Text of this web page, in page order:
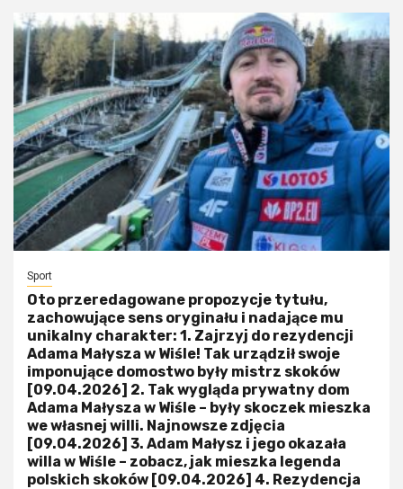
Sport
Oto przeredagowane propozycje tytułu,
zachowujące sens oryginału i nadające mu
unikalny charakter: 1. Zajrzyj do rezydencji
Adama Małysza w Wiśle! Tak urządził swoje
imponujące domostwo były mistrz skoków
[09.04.2026] 2. Tak wygląda prywatny dom
Adama Małysza w Wiśle – były skoczek mieszka
we własnej willi. Najnowsze zdjęcia
[09.04.2026] 3. Adam Małysz i jego okazała
willa w Wiśle – zobacz, jak mieszka legenda
polskich skoków [09.04.2026] 4. Rezydencja